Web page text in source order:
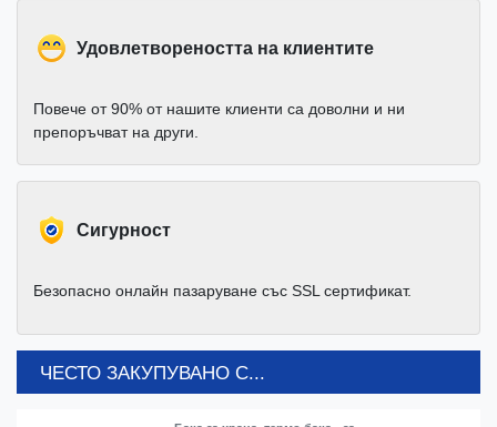
Удовлетвореността на клиентите
Повече от 90% от нашите клиенти са доволни и ни
препоръчват на други.
Cигурност
Безопасно онлайн пазаруване със SSL сертификат.
ЧЕСТО ЗАКУПУВАНО С...